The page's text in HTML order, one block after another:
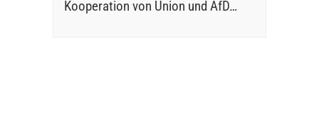
Kooperation von Union und AfD…